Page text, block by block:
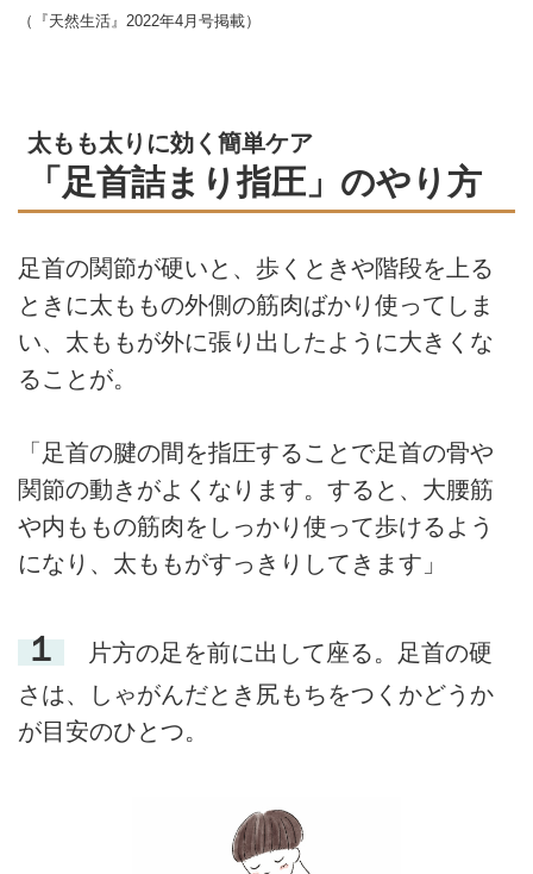
（『天然生活』2022年4月号掲載）
太もも太りに効く簡単ケア
「足首詰まり指圧」のやり方
足首の関節が硬いと、歩くときや階段を上る
ときに太ももの外側の筋肉ばかり使ってしま
い、太ももが外に張り出したように大きくな
ることが。
「足首の腱の間を指圧することで足首の骨や
関節の動きがよくなります。すると、大腰筋
や内ももの筋肉をしっかり使って歩けるよう
になり、太ももがすっきりしてきます」
１
片方の足を前に出して座る。足首の硬
さは、しゃがんだとき尻もちをつくかどうか
が目安のひとつ。